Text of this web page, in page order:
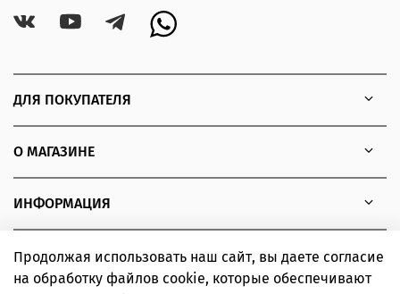
ДЛЯ ПОКУПАТЕЛЯ
О МАГАЗИНЕ
ИНФОРМАЦИЯ
Продолжая использовать наш сайт, вы даете согласие
на обработку файлов cookie, которые обеспечивают